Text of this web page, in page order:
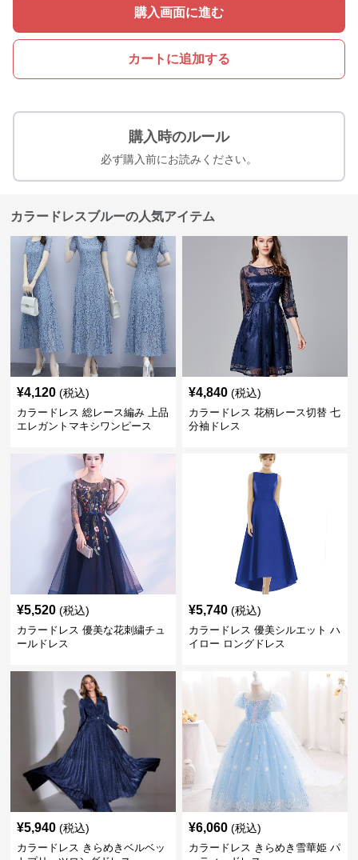
購入画面に進む
カートに追加する
購入時のルール
必ず購入前にお読みください。
カラードレスブルーの人気アイテム
¥4,120 (税込)
カラードレス 総レース編み 上品
エレガントマキシワンピース
¥4,840 (税込)
カラードレス 花柄レース切替 七
分袖ドレス
¥5,520 (税込)
カラードレス 優美な花刺繍チュ
ールドレス
¥5,740 (税込)
カラードレス 優美シルエット ハ
イロー ロングドレス
¥5,940 (税込)
カラードレス きらめきベルベッ
¥6,060 (税込)
カラードレス きらめき雪華姫 パ